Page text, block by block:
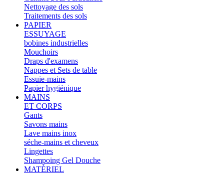
Nettoyage des sols
Traitements des sols
PAPIER
ESSUYAGE
bobines industrielles
Mouchoirs
Draps d'examens
Nappes et Sets de table
Essuie-mains
Papier hygiénique
MAINS
ET CORPS
Gants
Savons mains
Lave mains inox
séche-mains et cheveux
Lingettes
Shampoing Gel Douche
MATÉRIEL